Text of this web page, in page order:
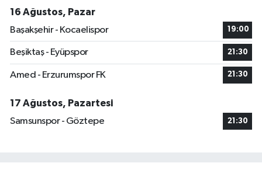
16 Ağustos, Pazar
Başakşehir - Kocaelispor
19:00
Beşiktaş - Eyüpspor 21:30
Amed - Erzurumspor FK 21:30
17 Ağustos, Pazartesi
Samsunspor - Göztepe
21:30